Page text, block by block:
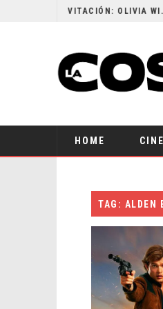
RESEÑA LA INVITACIÓN: OLIVIA WILDE REFLEXIONA SOBRE LA VIDA CONYUGAL
HOME CINE
TAG: ALDEN